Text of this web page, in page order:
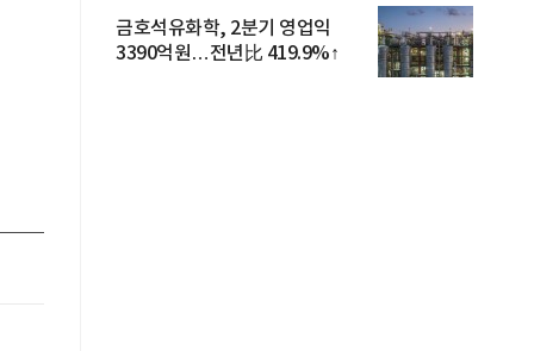
금호석유화학, 2분기 영업익
3390억원…전년比 419.9%↑